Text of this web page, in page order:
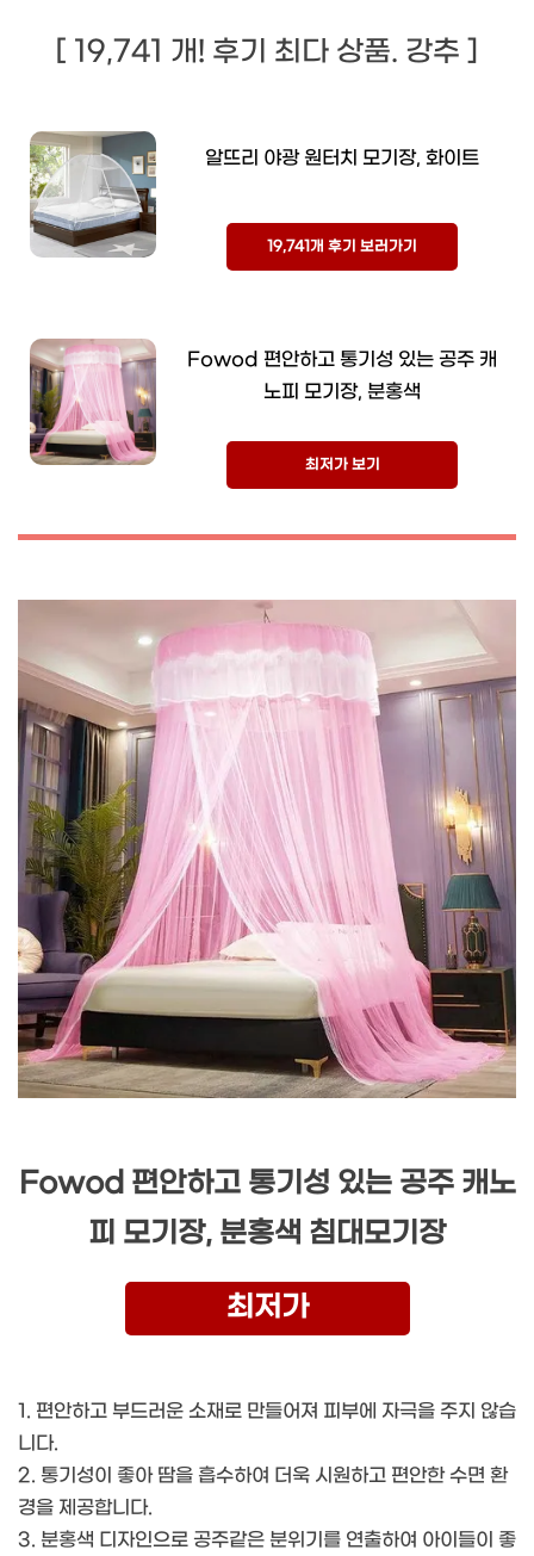
[ 19,741 개! 후기 최다 상품. 강추 ]
알뜨리 야광 원터치 모기장, 화이트
19,741개 후기 보러가기
Fowod 편안하고 통기성 있는 공주 캐
노피 모기장, 분홍색
최저가 보기
Fowod 편안하고 통기성 있는 공주 캐노
피 모기장, 분홍색 침대모기장
최저가
1. 편안하고 부드러운 소재로 만들어져 피부에 자극을 주지 않습
니다.
2. 통기성이 좋아 땀을 흡수하여 더욱 시원하고 편안한 수면 환
경을 제공합니다.
3. 분홍색 디자인으로 공주같은 분위기를 연출하여 아이들이 좋